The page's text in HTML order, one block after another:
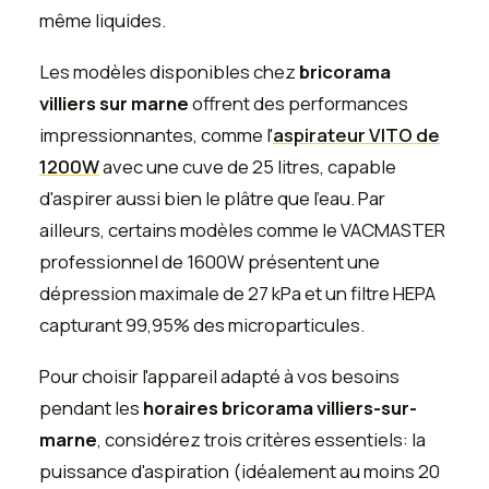
même liquides.
Les modèles disponibles chez bricorama
villiers sur marneoffrent des performances
impressionnantes, comme l'aspirateur VITO de
1200Wavec une cuve de 25 litres, capable
d'aspirer aussi bien le plâtre que l'eau. Par
ailleurs, certains modèles comme le VACMASTER
professionnel de 1600W présentent une
dépression maximale de 27 kPa et un filtre HEPA
capturant 99,95% des microparticules.
Pour choisir l'appareil adapté à vos besoins
pendant les horaires bricorama villiers-sur-
marne, considérez trois critères essentiels: la
puissance d'aspiration (idéalement au moins 20